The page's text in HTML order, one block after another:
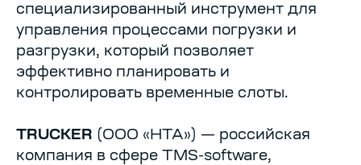
специализированный инструмент для
управления процессами погрузки и
разгрузки, который позволяет
эффективно планировать и
контролировать временные слоты.
TRUCKER (ООО «НТА») — российская
компания в сфере TMS-software,